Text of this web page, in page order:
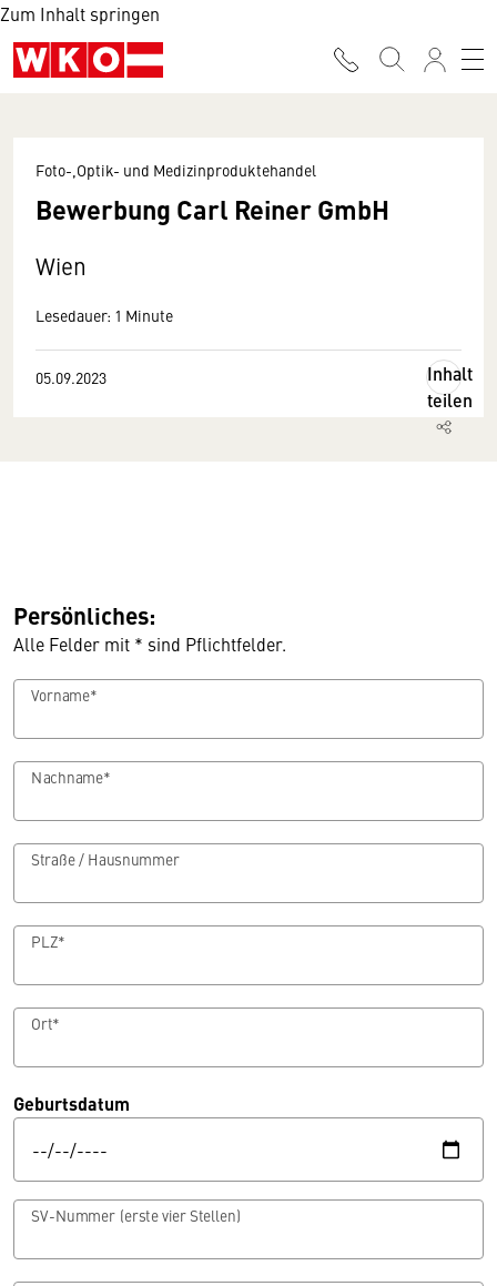
Zum Inhalt springen
Foto-,Optik- und Medizinproduktehandel
Bewerbung Carl Reiner GmbH
Wien
Lesedauer: 1 Minute
05.09.2023
Inhalt
teilen
Persönliches:
Alle Felder mit * sind Pflichtfelder.
Vorname*
Nachname*
Straße / Hausnummer
PLZ*
Ort*
Geburtsdatum
SV-Nummer (erste vier Stellen)